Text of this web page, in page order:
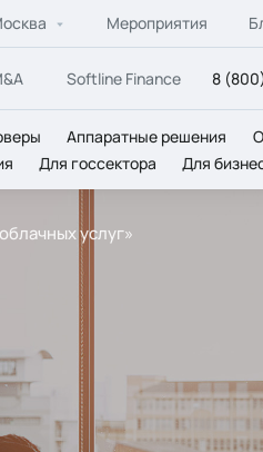
Мероприятия
Softline Finance 8
Аппаратные решения
Для госсектора Для
услуг»